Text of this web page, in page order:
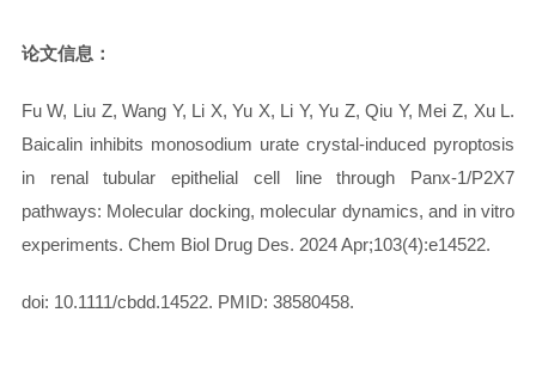
论文信息：
Fu W, Liu Z, Wang Y, Li X, Yu X, Li Y, Yu Z, Qiu Y, Mei Z, Xu L.
Baicalin inhibits monosodium urate crystal-induced pyroptosis
in renal tubular epithelial cell line through Panx-1/P2X7
pathways: Molecular docking, molecular dynamics, and in vitro
experiments. Chem Biol Drug Des. 2024 Apr;103(4):e14522.
doi: 10.1111/cbdd.14522. PMID: 38580458.